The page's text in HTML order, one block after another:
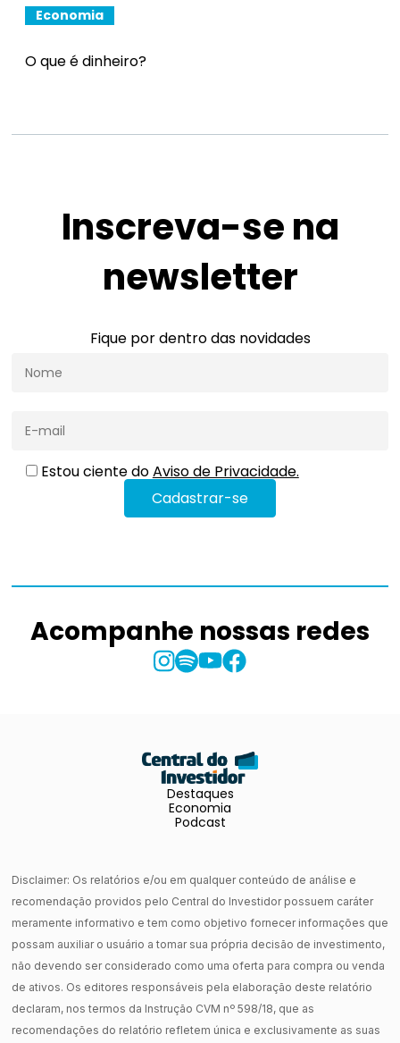
Economia
O que é dinheiro?
Inscreva-se na
newsletter
Fique por dentro das novidades
Estou ciente doAviso de Privacidade.
Acompanhe nossas redes
Destaques
Economia
Podcast
Disclaimer: Os relatórios e/ou em qualquer conteúdo de análise e
recomendação providos pelo Central do Investidor possuem caráter
meramente informativo e tem como objetivo fornecer informações que
possam auxiliar o usuário a tomar sua própria decisão de investimento,
não devendo ser considerado como uma oferta para compra ou venda
de ativos. Os editores responsáveis pela elaboração deste relatório
declaram, nos termos da Instrução CVM nº 598/18, que as
recomendações do relatório refletem única e exclusivamente as suas